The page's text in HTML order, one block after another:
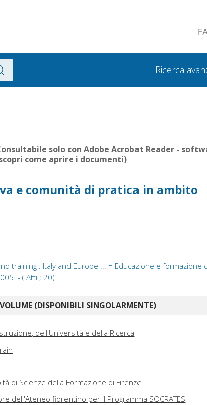
Ricerca
solo con Adobe Acrobat Reader -
come aprire i documenti)
e comunità di pratica in ambito
training : Italy and Europe ... = Educazione e formazione
- ( Atti ; 20)
(DISPONIBILI SINGOLARMENTE)
dell'Università e della Ricerca
di Scienze della Formazione di Firenze
dell'Ateneo fiorentino per il Programma SOCRATES